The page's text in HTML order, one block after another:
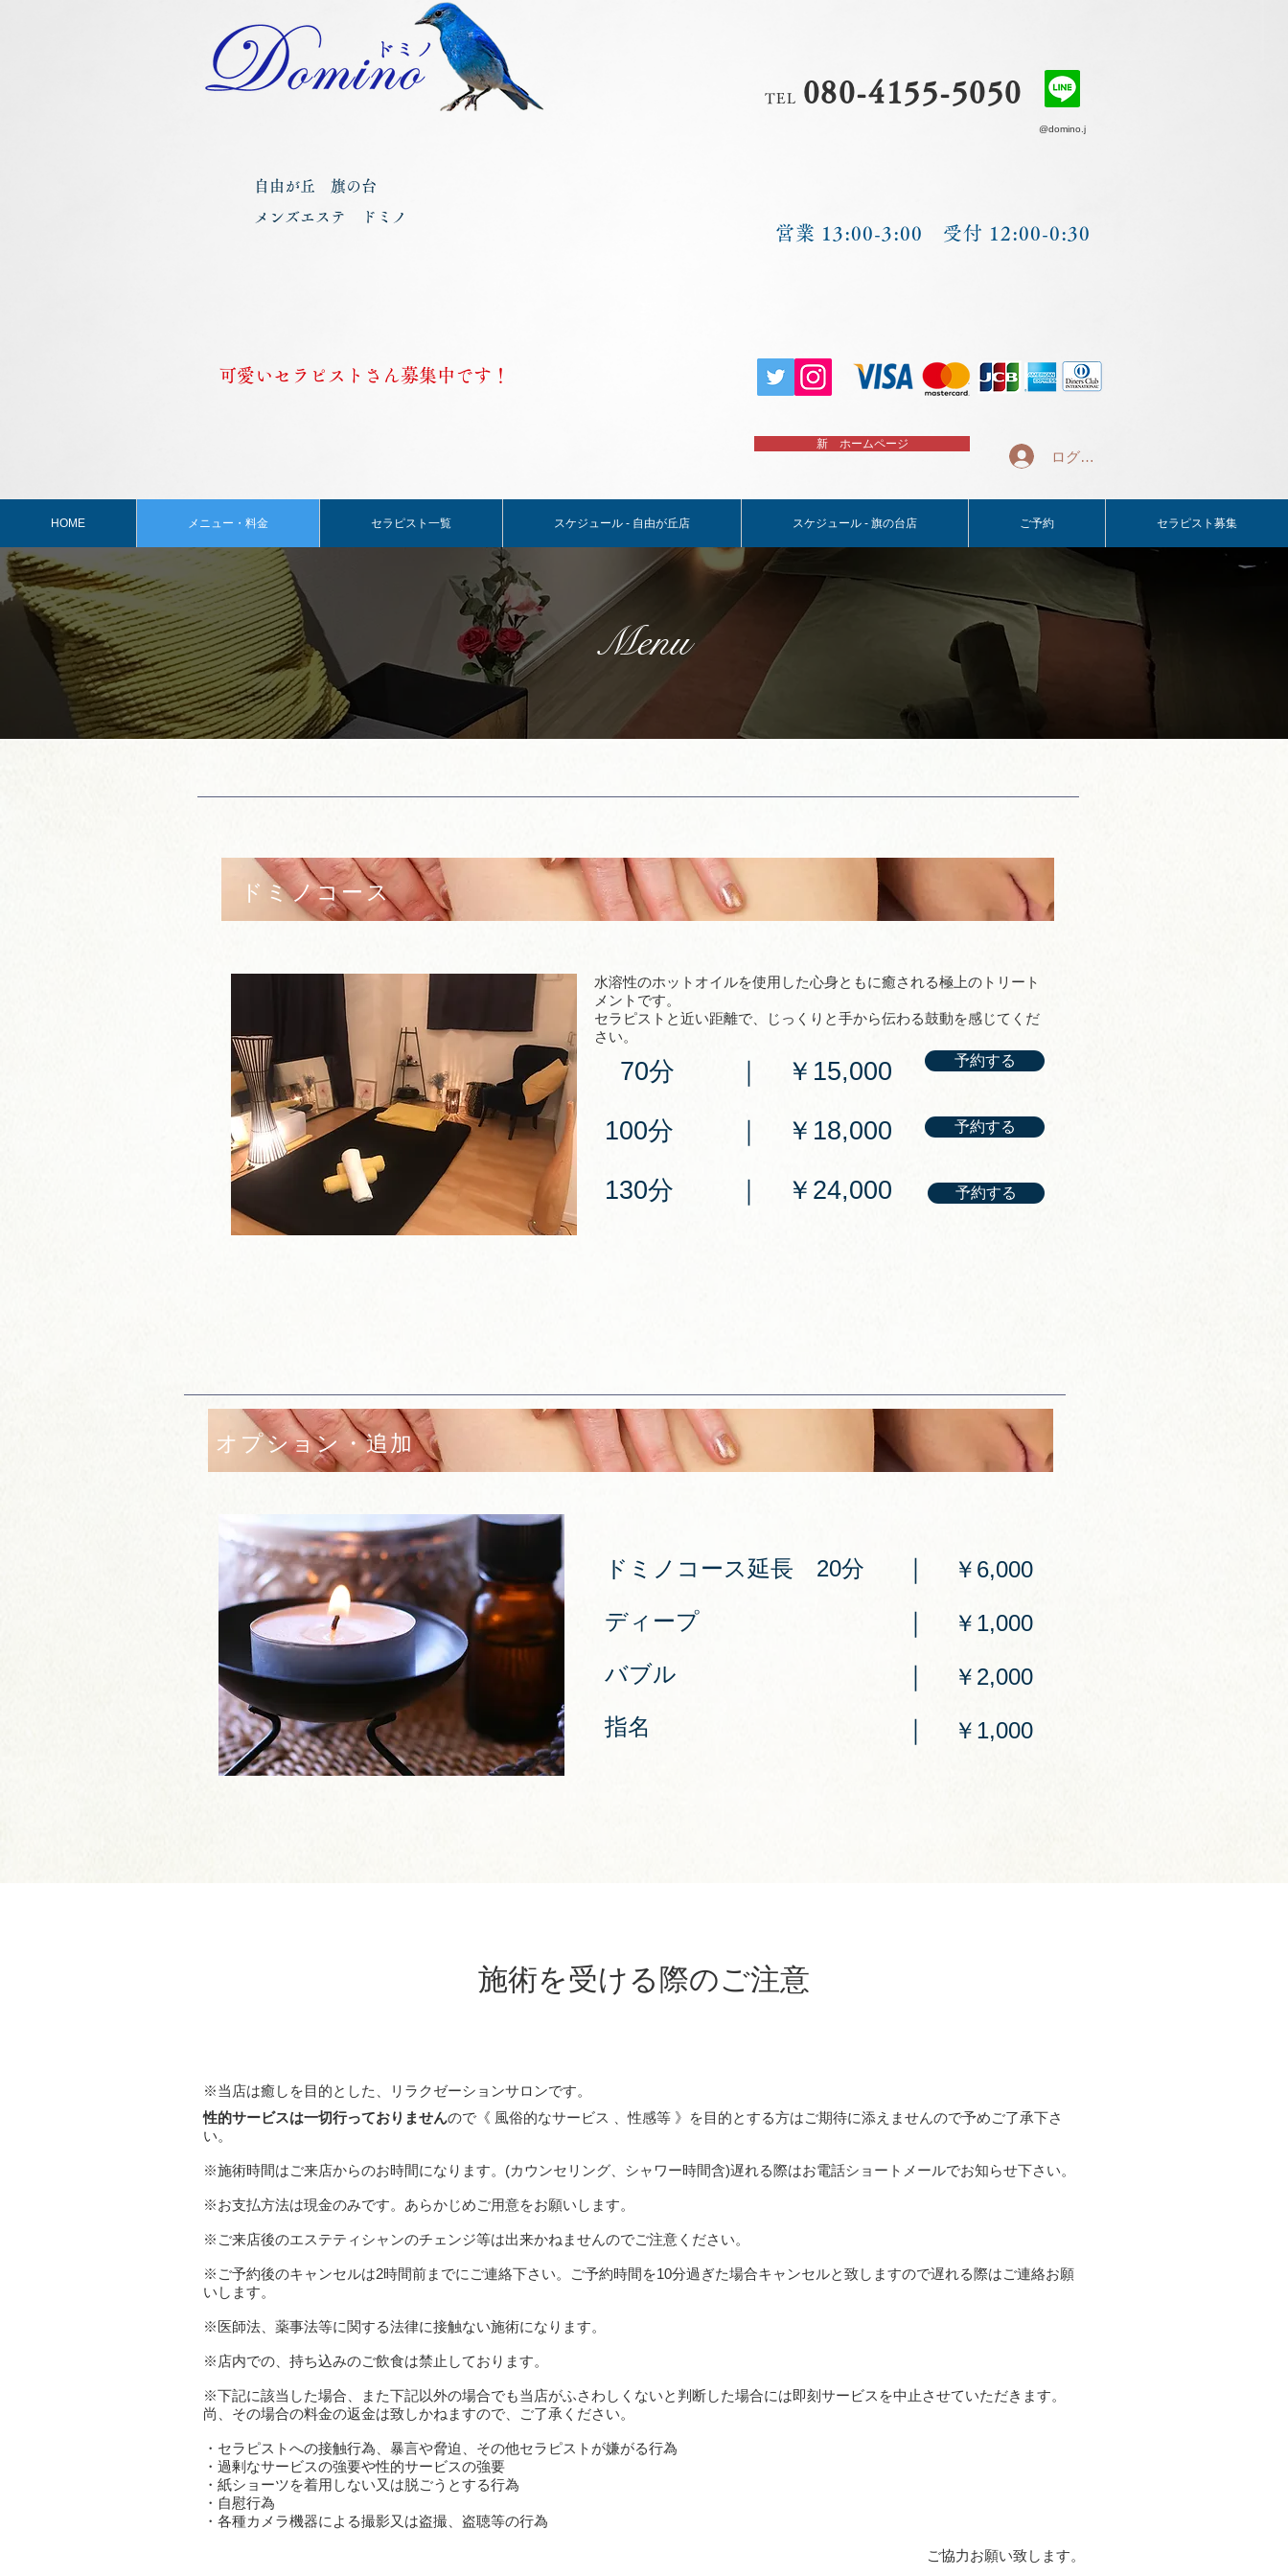
TEL 080-4155-5050
@domino.j
自由が丘 旗の台
メンズエステ ドミノ
​可愛いセラピストさん募集中です！
営業 13:00-3:00 受付 12:00-0:30
新 ホームページ
ログイン
HOME メニュー・料金 セラピスト一覧 スケジュール - 自由が丘店 スケジュール - 旗の台店 ご予約 セラピスト募集
Menu
ドミノコース
​水溶性のホットオイルを使用した心身ともに癒される極上のトリート
メントです。
セラピストと近い距離で、じっくりと手から伝わる鼓動を感じてくだ
さい。
70分
100分
130分
予約する
予約する
｜ ￥15,000
｜ ￥18,000
｜ ￥24,000 予約する
オプション・追加
ドミノコース延長 20分
ディープ
バブル
指名
￥6,000
￥1,000
￥2,000
￥1,000
施術を受ける際のご注意
※当店は癒しを目的とした、リラクゼーションサロンです。
性的サービスは一切行っておりませんので《 風俗的なサービス 、性感等 》を目的とする方はご期待に添えませんので予めご了承下さ
い。
※施術時間はご来店からのお時間になります。(カウンセリング、シャワー時間含)遅れる際はお電話ショートメールでお知らせ下さい。
※お支払方法は現金のみです。あらかじめご用意をお願いします。
※ご来店後のエステティシャンのチェンジ等は出来かねませんのでご注意ください。
※ご予約後のキャンセルは2時間前までにご連絡下さい。ご予約時間を10分過ぎた場合キャンセルと致しますので遅れる際はご連絡お願
いします。
※医師法、薬事法等に関する法律に接触ない施術になります。
※店内での、持ち込みのご飲食は禁止しております。
※下記に該当した場合、また下記以外の場合でも当店がふさわしくないと判断した場合には即刻サービスを中止させていただきます。
尚、その場合の料金の返金は致しかねますので、ご了承ください。
・セラピストへの接触行為、暴言や脅迫、その他セラピストが嫌がる行為
・過剰なサービスの強要や性的サービスの強要
・紙ショーツを着用しない又は脱ごうとする行為
・自慰行為
・各種カメラ機器による撮影又は盗撮、盗聴等の行為
​ご協力お願い致します。